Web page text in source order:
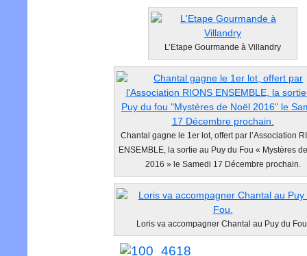
L’Etape Gourmande à Villandry
Chantal gagne le 1er lot, offert par l’Association
ENSEMBLE, la sortie au Puy du Fou « Mystères
2016 » le Samedi 17 Décembre prochain.
Loris va accompagner Chantal au Puy du